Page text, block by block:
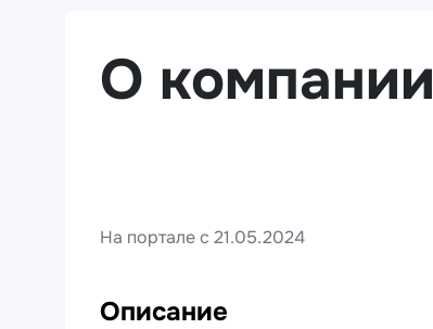
О компании
На портале с 21.05.2024
Описание